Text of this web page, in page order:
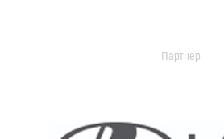
Партнер